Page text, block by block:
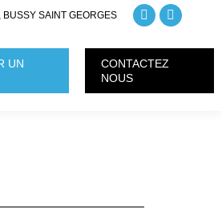
SAINT GEORGES
La
page
Facebook
s'ouvre
La
page
s'ouvre
UN
CONTACTEZ
NOUS